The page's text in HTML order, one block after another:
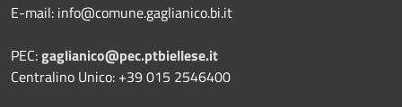
E-mail: info@comune.gaglianico.bi.it
PEC:gaglianico@pec.ptbiellese.it
Centralino Unico: +39 015 2546400